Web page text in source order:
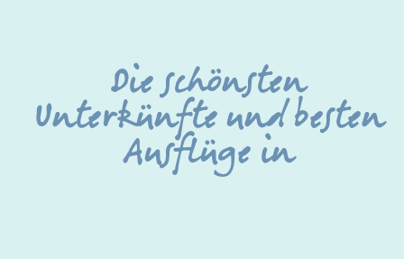
Die schönsten
Unterkünfte und besten
Ausflüge in